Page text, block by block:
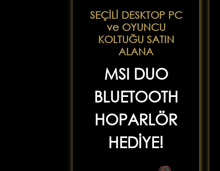
SEÇİLİ DESKTOP PC
ve OYUNCU
KOLTUĞU SATIN
ALANA
MSI DUO
BLUETOOTH
HOPARLÖR
HEDİYE!